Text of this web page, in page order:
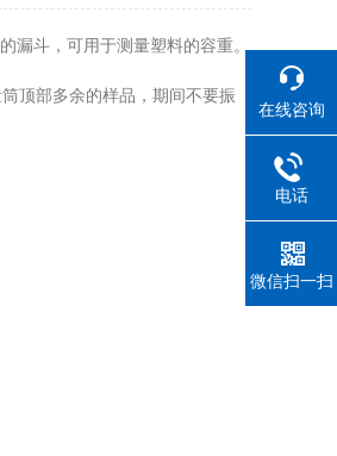
漏斗，可用于测量塑料的容重。
顶部多余的样品，期间不要振
在线咨询
电话
微信扫一扫